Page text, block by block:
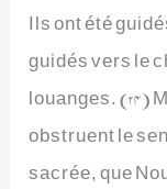
Ils ont été
guidés vers le
louanges. (24)
obstruent le
sacrée, que